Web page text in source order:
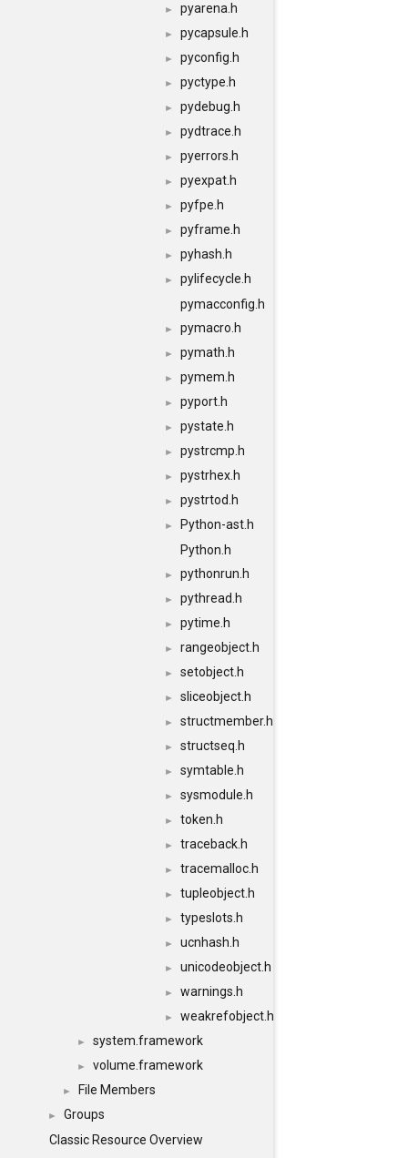
► pyarena.h
► pycapsule.h
► pyconfig.h
► pyctype.h
► pydebug.h
► pydtrace.h
► pyerrors.h
► pyexpat.h
► pyfpe.h
► pyframe.h
► pyhash.h
►
pylifecycle.h
pymacconfig.h
► pymacro.h
► pymath.h
► pymem.h
► pyport.h
► pystate.h
► pystrcmp.h
► pystrhex.h
► pystrtod.h
►
Python-ast.h
Python.h
► pythonrun.h
► pythread.h
► pytime.h
► rangeobject.h
► setobject.h
► sliceobject.h
► structmember.h
► structseq.h
► symtable.h
► sysmodule.h
► token.h
► traceback.h
► tracemalloc.h
► tupleobject.h
► typeslots.h
► ucnhash.h
► unicodeobject.h
► warnings.h
► weakrefobject.h
► system.framework
► volume.framework
► File Members
►
Groups
Classic Resource Overview